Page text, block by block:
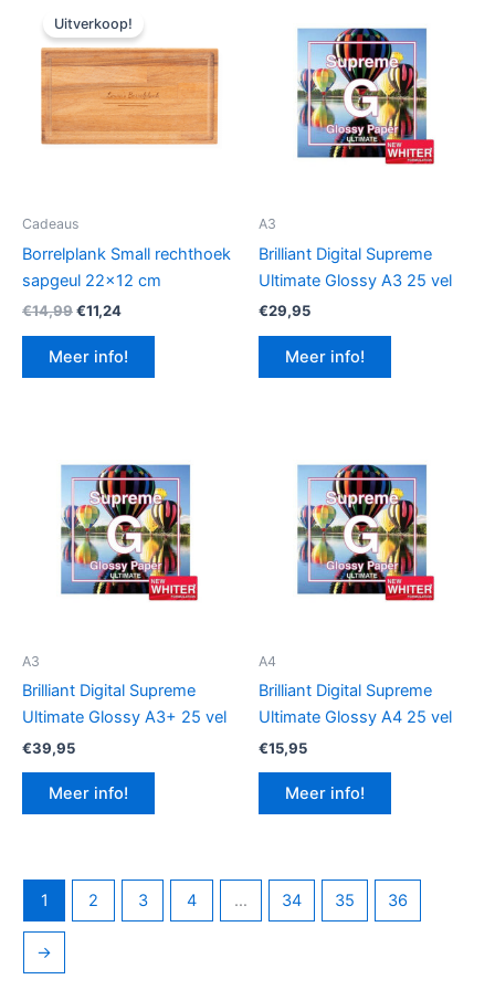
Uitverkoop!
Cadeaus
Borrelplank Small rechthoek
sapgeul 22×12 cm
€14,99Oorspronkelijke
was:
€14,99.
€11,24Huidige
is:
€11,24.
Meer info!
A3
Brilliant Digital Supreme
Ultimate Glossy A3 25 vel
€29,95
Meer info!
A3
Brilliant Digital Supreme
Ultimate Glossy A3+ 25 vel
€39,95
Meer info!
A4
Brilliant Digital Supreme
Ultimate Glossy A4 25 vel
€15,95
Meer info!
1 2 3 4 … 34 35 36
→